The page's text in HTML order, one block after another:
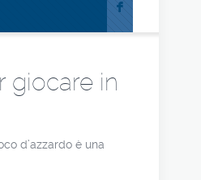
F
giocare in
d’azzardo è una